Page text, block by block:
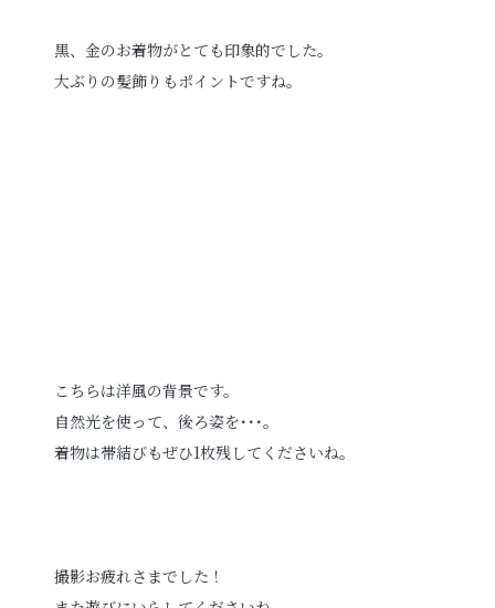
黒、金のお着物がとても印象的でした。
大ぶりの髪飾りもポイントですね。
こちらは洋風の背景です。
自然光を使って、後ろ姿を･･･。
着物は帯結びもぜひ1枚残してくださいね。
撮影お疲れさまでした！